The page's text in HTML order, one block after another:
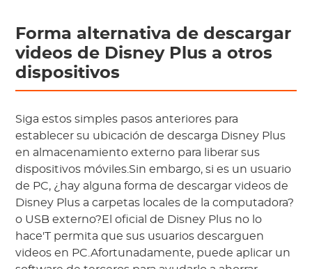
Forma alternativa de descargar
videos de Disney Plus a otros
dispositivos
Siga estos simples pasos anteriores para
establecer su ubicación de descarga Disney Plus
en almacenamiento externo para liberar sus
dispositivos móviles.Sin embargo, si es un usuario
de PC, ¿hay alguna forma de descargar videos de
Disney Plus a carpetas locales de la computadora?
o USB externo?El oficial de Disney Plus no lo
hace'T permita que sus usuarios descarguen
videos en PC.Afortunadamente, puede aplicar un